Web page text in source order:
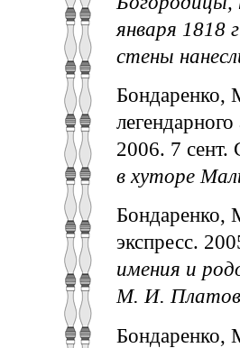
января 1818
стены
Бондаренко,
2006. 7
в хуторе
Бондаренко,
экспресс.
имения и
М. И.
Бондаренко,